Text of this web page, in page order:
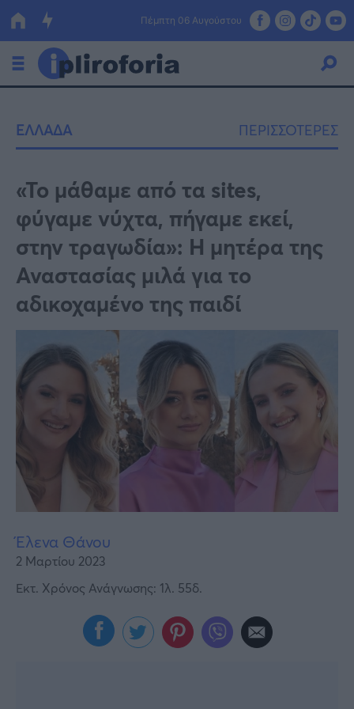
Πέμπτη 06 Αυγούστου
Οικονομία
Πολιτική
Τράπεζες
Επιδοτήσεις
ΕΣΠΑ
Κόσμος
Lifestyle
Αθλητικά
Υγεία
Γυναίκα
Καιρός
ΕΛΛΑΔΑ ΠΕΡΙΣΣΟΤΕΡΕΣ
«Το μάθαμε από τα sites,
φύγαμε νύχτα, πήγαμε εκεί,
στην τραγωδία»: Η μητέρα της
Αναστασίας μιλά για το
αδικοχαμένο της παιδί
Έλενα Θάνου
2 Μαρτίου 2023
Εκτ. Χρόνος Ανάγνωσης: 1λ. 55δ.